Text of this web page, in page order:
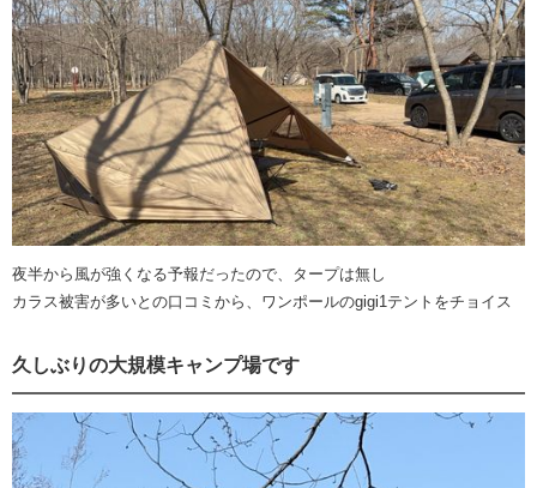
夜半から風が強くなる予報だったので、タープは無し
カラス被害が多いとの口コミから、ワンポールのgigi1テントをチョイス
久しぶりの大規模キャンプ場です